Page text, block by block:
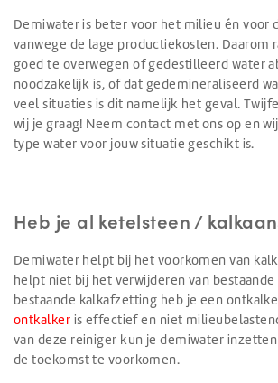
Demiwater is beter voor het milieu én voor
vanwege de lage productiekosten. Daarom
goed te overwegen of gedestilleerd water
noodzakelijk is, of dat gedemineraliseerd
veel situaties is dit namelijk het geval.
wij je graag! Neem contact met ons op en
type water voor jouw situatie geschikt is.
Heb je al ketelsteen /
Demiwater helpt bij het voorkomen van
helpt niet bij het verwijderen van bestaande
bestaande kalkafzetting heb je een
ontkalker is effectief en niet
van deze reiniger kun je demiwater
de toekomst te voorkomen.